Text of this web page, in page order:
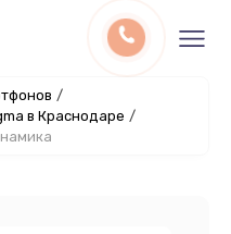
/
в Краснодаре /